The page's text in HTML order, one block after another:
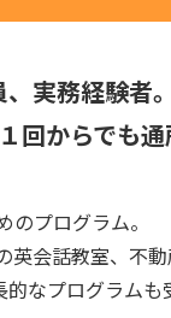
実務経験者。
回からでも
プログラム。
会話教室、不動
なプログラムも